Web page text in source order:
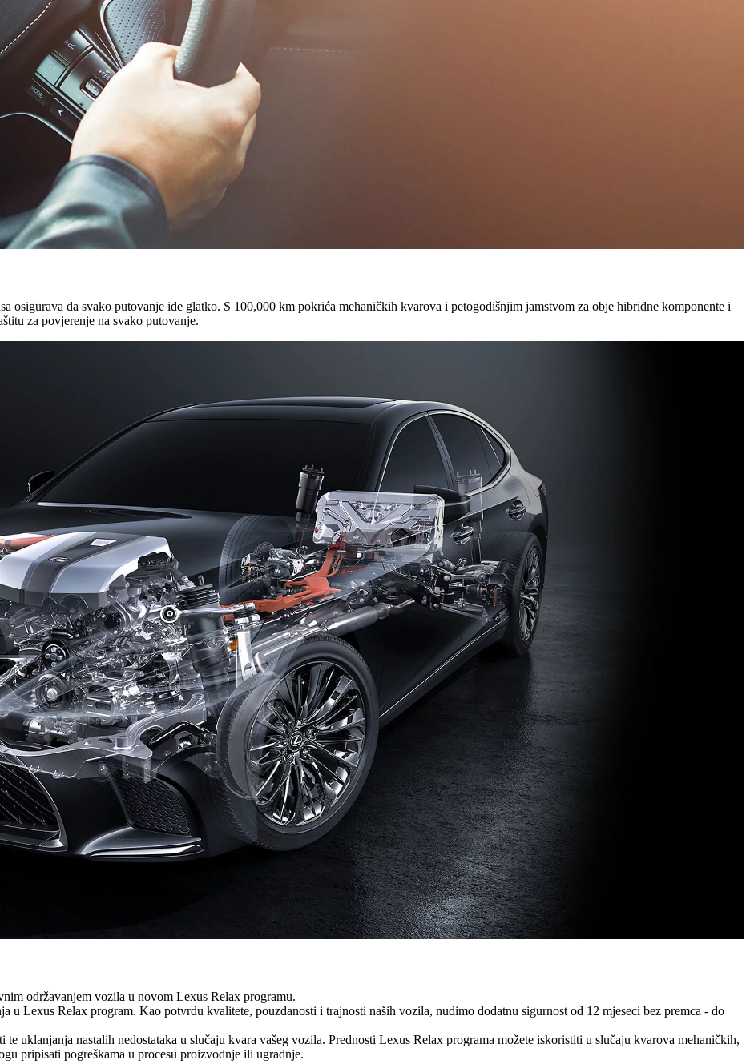
osigurava da svako putovanje ide glatko. S 100,000 km pokrića mehaničkih kvarova i petogodišnjim jamstvom za obje hibridne komponente i
za povjerenje na svako putovanje.
održavanjem vozila u novom Lexus Relax programu.
u Lexus Relax program. Kao potvrdu kvalitete, pouzdanosti i trajnosti naših vozila, nudimo dodatnu sigurnost od 12 mjeseci bez premca - do
uklanjanja nastalih nedostataka u slučaju kvara vašeg vozila. Prednosti Lexus Relax programa možete iskoristiti u slučaju kvarova mehaničkih,
pripisati pogreškama u procesu proizvodnje ili ugradnje.